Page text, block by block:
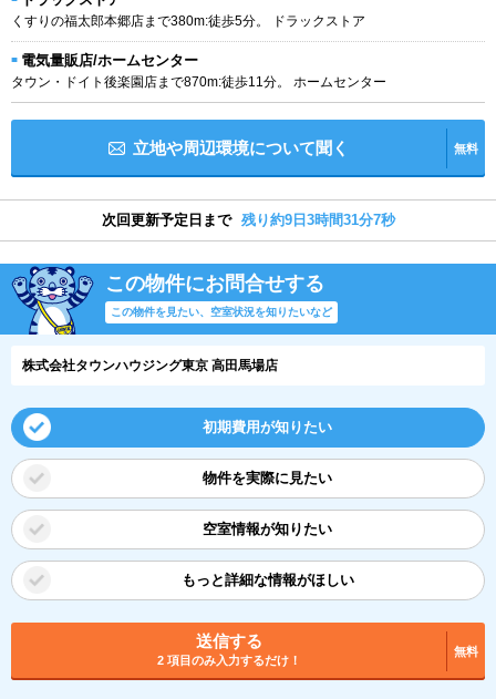
くすりの福太郎本郷店まで380m:徒歩5分。 ドラックストア
電気量販店/ホームセンター
タウン・ドイト後楽園店まで870m:徒歩11分。 ホームセンター
立地や周辺環境について聞く 無料
次回更新予定日まで 残り約9日3時間31分7秒
この物件にお問合せする
この物件を見たい、空室状況を知りたいなど
株式会社タウンハウジング東京 高田馬場店
初期費用が知りたい
物件を実際に見たい
空室情報が知りたい
もっと詳細な情報がほしい
送信する
2 項目のみ入力するだけ！
無料